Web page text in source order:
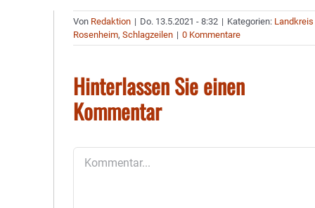
Von Redaktion | Do. 13.5.2021 - 8:32 | Kategorien: Landkreis
Rosenheim,Schlagzeilen | 0 Kommentare
Hinterlassen Sie einen
Kommentar